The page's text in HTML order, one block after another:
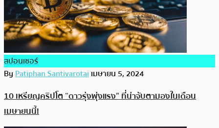
สปอนเซอร์
ByPatiphan Santivarotaiเมษายน 5, 2024
10 เหรียญคริปโต “ดาวรุ่งพุ่งแรง” ที่น่าจับตามองในเดือน
เมษายนนี้!